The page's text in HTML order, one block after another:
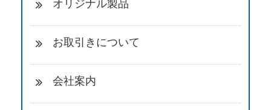
お取引きについて
会社案内